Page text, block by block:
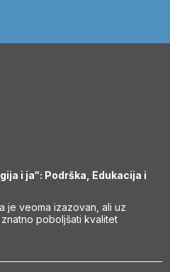
i ja“: Podrška, Edukacija i
je veoma izazovan, ali uz
poboljšati kvalitet